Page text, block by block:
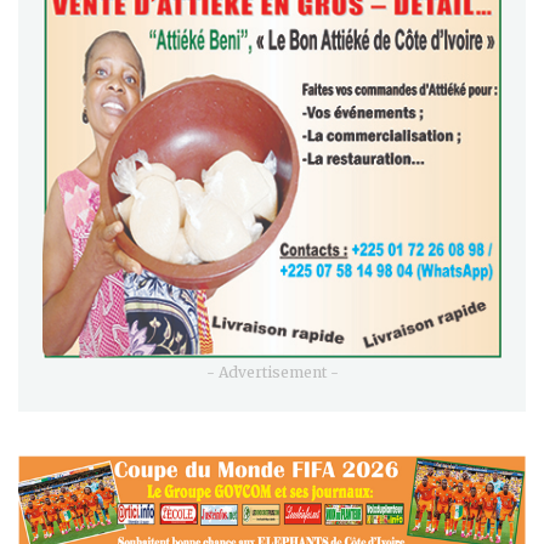
- Advertisement -